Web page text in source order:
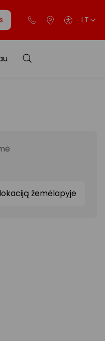
LT
žemėlapyje